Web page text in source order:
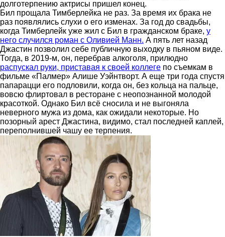
долготерпению актрисы пришел конец.
Бил прощала Тимберлейка не раз. За время их брака не
раз появлялись слухи о его изменах. За год до свадьбы,
когда Тимберлейк уже жил с Бил в гражданском браке, у
него случился роман с Оливией Манн. А пять лет назад
Джастин позволил себе публичную выходку в пьяном виде.
Тогда, в 2019-м, он, перебрав алкоголя, прилюдно
распускал руки, приставая к своей коллеге по съемкам в
фильме «Палмер» Алише Уэйнтворт. А еще три года спустя
папарацци его подловили, когда он, без кольца на пальце,
вовсю флиртовал в ресторане с неопознанной молодой
красоткой. Однако Бил всё сносила и не выгоняла
неверного мужа из дома, как ожидали некоторые. Но
позорный арест Джастина, видимо, стал последней каплей,
переполнившей чашу ее терпения.